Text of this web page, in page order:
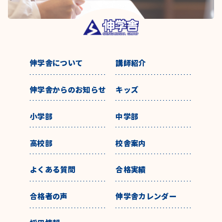
伸学舎について 講師紹介
伸学舎からのお知らせ キッズ
小学部 中学部
高校部 校舎案内
よくある質問 合格実績
合格者の声 伸学舎カレンダー